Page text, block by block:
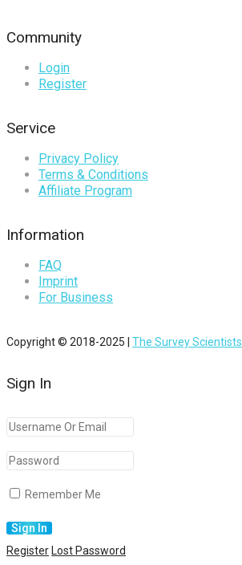
Community
Login
Register
Service
Privacy Policy
Terms & Conditions
Affiliate Program
Information
FAQ
Imprint
For Business
Copyright © 2018-2025 | The Survey Scientists
Sign In
Remember Me
Register Lost Password